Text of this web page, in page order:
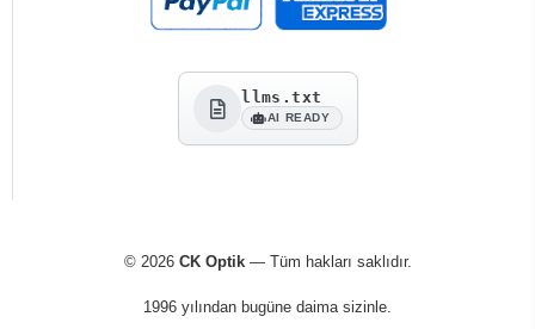
llms.txt
AI READY
© 2026 CK Optik— Tüm hakları saklıdır.
1996 yılından bugüne daima sizinle.